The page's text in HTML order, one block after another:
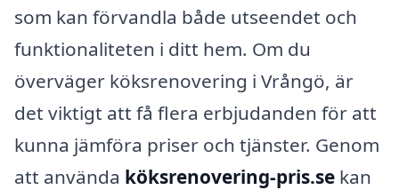
som kan förvandla både utseendet och
funktionaliteten i ditt hem. Om du
överväger köksrenovering i Vrångö, är
det viktigt att få flera erbjudanden för att
kunna jämföra priser och tjänster. Genom
att använda köksrenovering-pris.se kan